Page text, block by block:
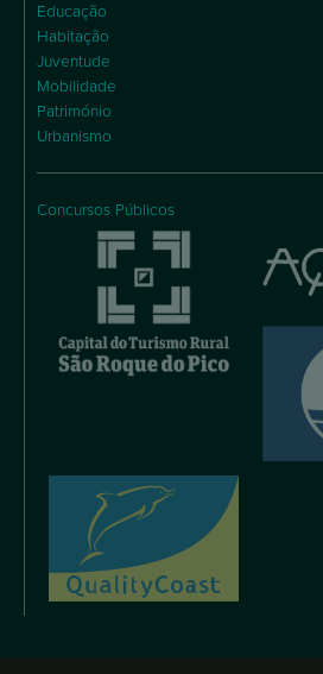
Educação
Habitação
Juventude
Mobilidade
Património
Urbanismo
Concursos Públicos